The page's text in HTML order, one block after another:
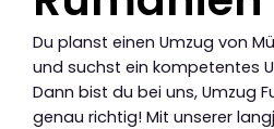
Du planst einen Umzug von
und suchst ein kompetentes
Dann bist du bei uns, Umzug
genau richtig! Mit unserer